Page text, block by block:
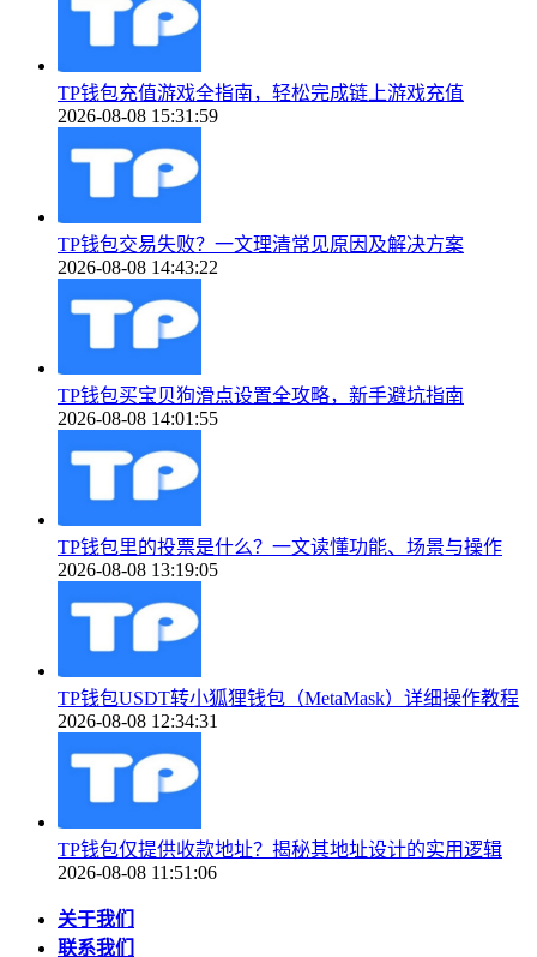
TP钱包充值游戏全指南，轻松完成链上游戏充值
2026-08-08 15:31:59
TP钱包交易失败？一文理清常见原因及解决方案
2026-08-08 14:43:22
TP钱包买宝贝狗滑点设置全攻略，新手避坑指南
2026-08-08 14:01:55
TP钱包里的投票是什么？一文读懂功能、场景与操作
2026-08-08 13:19:05
TP钱包USDT转小狐狸钱包（MetaMask）详细操作教程
2026-08-08 12:34:31
TP钱包仅提供收款地址？揭秘其地址设计的实用逻辑
2026-08-08 11:51:06
关于我们
联系我们